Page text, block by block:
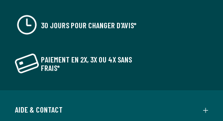
30 JOURS POUR CHANGER D'AVIS*
PAIEMENT EN 2X, 3X OU 4X SANS
FRAIS*
AIDE & CONTACT